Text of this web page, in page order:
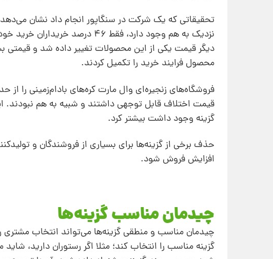
تحقیقاتی که یک شرکت در سنگاپور انجام داد نشان
نزدیک به هم وجود دارد، فقط 46
محصول فرایند خرید را تکمیل کردند.
گزینه وجود داشت بیشتر کرد.
حذف برخی از گزینه‌ها برای بسیاری از فروشندگان و
افزایش فروش شود.
چیدمان مناسب گزینه‌ها
چیدمان مناسب و منطقی گزینه‌ها می‌تواند انتخاب
گزینه مناسب را انتخاب کند؛ مثلا اگر رستوران دارید،